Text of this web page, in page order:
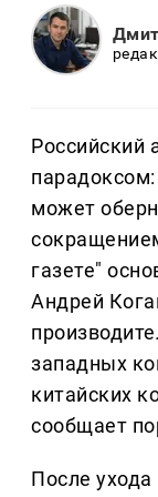
Российский
может
газете"
Андрей
западных
китайских
сообщает
После